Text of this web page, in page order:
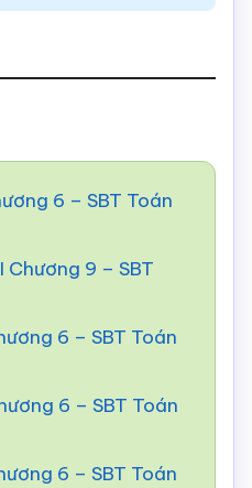
6 – SBT Toán
Chương 9 – SBT
6 – SBT Toán
6 – SBT Toán
6 – SBT Toán